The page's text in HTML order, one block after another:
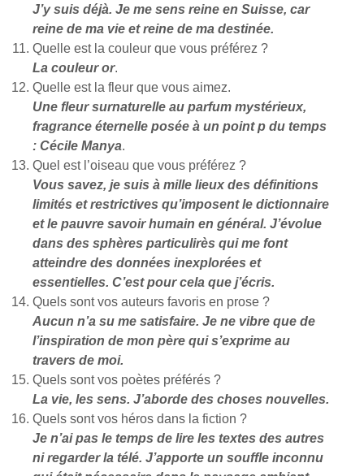
J’y suis déjà. Je me sens reine en Suisse, car
reine de ma vie et reine de ma destinée.
Quelle est la couleur que vous préférez ?
La couleur or.
Quelle est la fleur que vous aimez.
Une fleur surnaturelle au parfum mystérieux,
fragrance éternelle posée à un point p du temps
: Cécile Manya.
Quel est l’oiseau que vous préférez ?
Vous savez, je suis à mille lieux des définitions
limités et restrictives qu’imposent le dictionnaire
et le pauvre savoir humain en général. J’évolue
dans des sphères particulirès qui me font
atteindre des données inexplorées et
essentielles. C’est pour cela que j’écris.
Quels sont vos auteurs favoris en prose ?
Aucun n’a su me satisfaire. Je ne vibre que de
l’inspiration de mon père qui s’exprime au
travers de moi.
Quels sont vos poètes préférés ?
La vie, les sens. J’aborde des choses nouvelles.
Quels sont vos héros dans la fiction ?
Je n’ai pas le temps de lire les textes des autres
ni regarder la télé. J’apporte un souffle inconnu